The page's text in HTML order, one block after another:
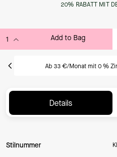
20% RABATT MIT
Add to Bag
Ab 33 €/Monat mit 0 %
Details
Stilnummer